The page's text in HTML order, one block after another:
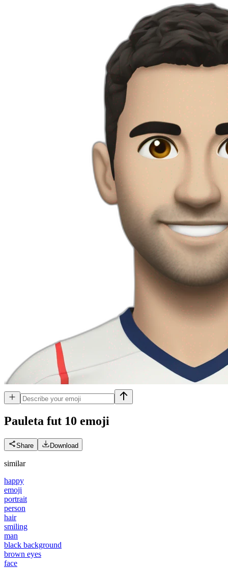
Pauleta fut 10 emoji
Share Download
similar
happy
emoji
portrait
person
hair
smiling
man
black background
brown eyes
face